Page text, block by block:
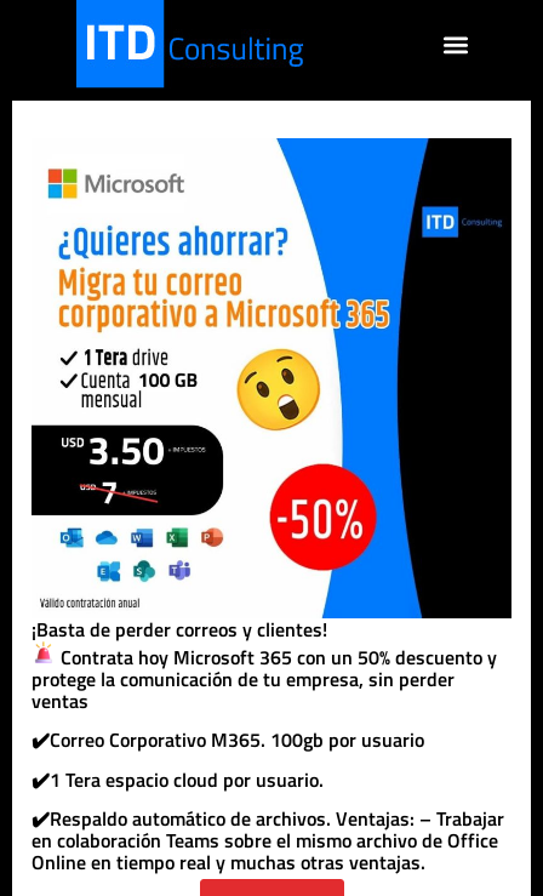
¡Basta de perder correos y clientes!
Contrata hoy Microsoft 365 con un 50% descuento y
protege la comunicación de tu empresa, sin perder
ventas
✔️Correo Corporativo M365. 100gb por usuario
✔️1 Tera espacio cloud por usuario.
✔️Respaldo automático de archivos. Ventajas: – Trabajar
en colaboración Teams sobre el mismo archivo de Office
Online en tiempo real y muchas otras ventajas.